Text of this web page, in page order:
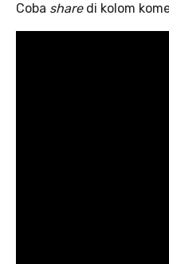
Coba sharedi kolom